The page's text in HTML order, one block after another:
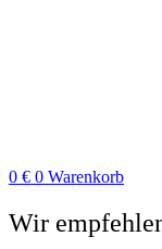
0 € 0 Warenkorb
Wir